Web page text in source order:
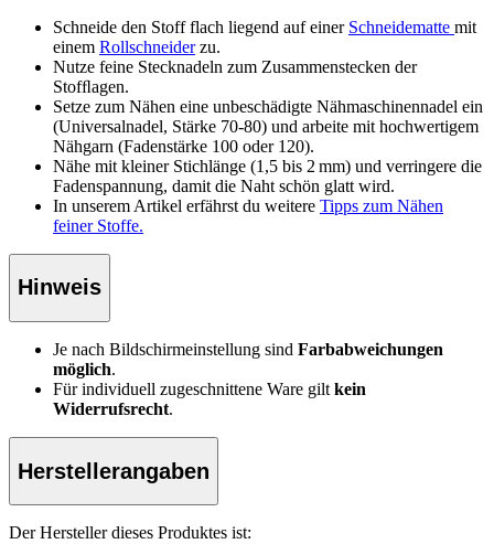
Schneide den Stoffflach liegend auf einer Schneidematte mit
einem Rollschneiderzu.
Nutze feine Stecknadeln zum Zusammenstecken der
Stofﬂagen.
Setze zum Nähen eine unbeschädigte Nähmaschinennadel ein
(Universalnadel, Stärke 70-80) und arbeite mit hochwertigem
Nähgarn (Fadenstärke 100 oder 120).
Nähe mit kleiner Stichlänge (1,5 bis 2 mm) und verringere die
Fadenspannung, damit die Naht schön glatt wird.
In unserem Artikel erfährst du weitere Tipps zum Nähen
feiner Stoffe.
Hinweis
Je nach Bildschirmeinstellung sind Farbabweichungen
möglich.
Für individuell zugeschnittene Ware gilt kein
Widerrufsrecht.
Herstellerangaben
Der Hersteller dieses Produktes ist: